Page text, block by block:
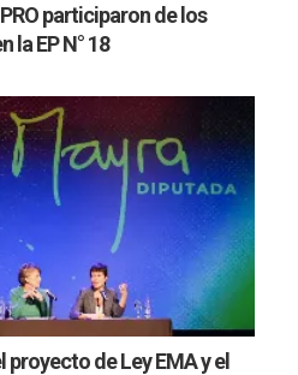
participaron de los
la EP N° 18
de Ley EMA y el